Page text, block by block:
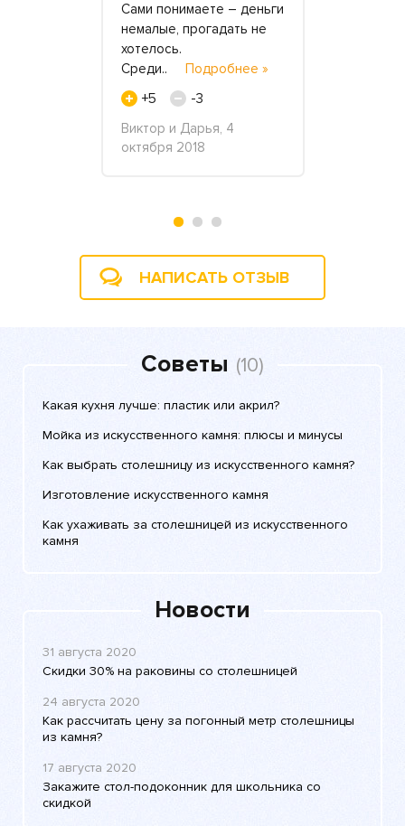
Сами понимаете – деньги
немалые, прогадать не
хотелось.
Среди.. Подробнее »
+5
-3
Виктор и Дарья, 4
октября 2018
НАПИСАТЬ ОТЗЫВ
Советы (10)
Какая кухня лучше: пластик или акрил?
Мойка из искусственного камня: плюсы и минусы
Как выбрать столешницу из искусственного камня?
Изготовление искусственного камня
Как ухаживать за столешницей из искусственного
камня
Новости
31 августа 2020
Скидки 30% на раковины со столешницей
24 августа 2020
Как рассчитать цену за погонный метр столешницы
из камня?
17 августа 2020
Закажите стол-подоконник для школьника со
скидкой